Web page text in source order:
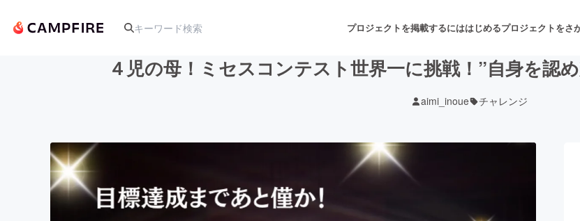
プロジェクトを掲載するにははじめるプロジェクトをさ
舞台・パフォ
テクノロジー・ガジェット フード・飲食
４児の母！ミセスコンテスト世界一に挑戦！”自身を認
aimi_inoue チャレンジ